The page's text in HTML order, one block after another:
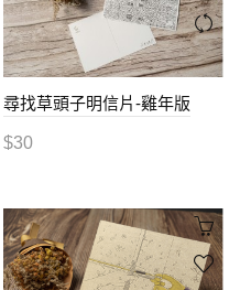
尋找草頭子明信片-雞年版
$30